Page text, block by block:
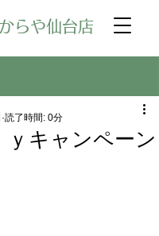
らや仙台店
ｙキャンペーン
読了時間: 0分